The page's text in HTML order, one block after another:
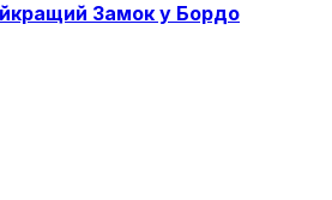
Замок у Бордо